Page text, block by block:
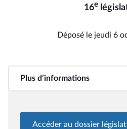
16e
Déposé le jeudi 6
Plus d’informations
<b>Plus
Accéder au dossier